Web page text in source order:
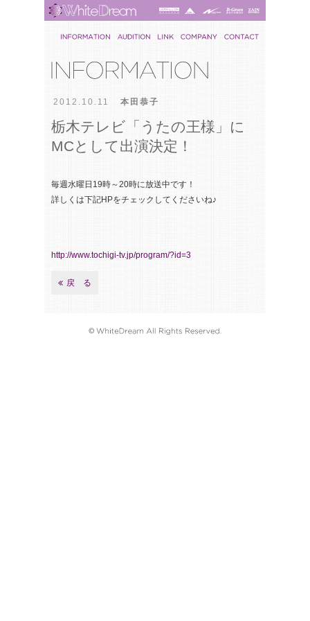
2012.10.11 本田恭子
栃木テレビ「うたの王様」に
MCとして出演決定！
毎週水曜日19時～20時に放送中です！
詳しくは下記HPをチェックしてくださいね♪
http://www.tochigi-tv.jp/program/?id=3
戻 る